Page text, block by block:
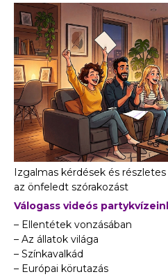
Izgalmas kérdések és
az önfeledt szórakozást
Válogass videós
– Ellentétek vonzásában
– Az állatok világa
– Színkavalkád
– Európai körutazás